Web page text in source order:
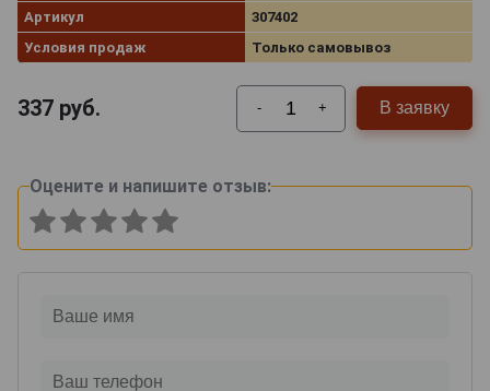
Артикул
307402
Условия продаж
Только самовывоз
337 руб. - + В заявку
Оцените и напишите отзыв: